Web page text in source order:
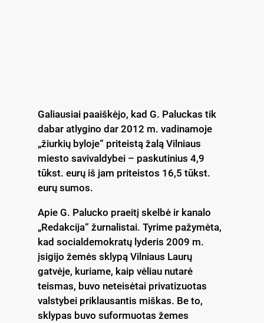
Galiausiai paaiškėjo, kad G. Paluckas tik
dabar atlygino dar 2012 m. vadinamoje
„žiurkių byloje“ priteistą žalą Vilniaus
miesto savivaldybei – paskutinius 4,9
tūkst. eurų iš jam priteistos 16,5 tūkst.
eurų sumos.
Apie G. Palucko praeitį skelbė ir kanalo
„Redakcija“ žurnalistai. Tyrime pažymėta,
kad socialdemokratų lyderis 2009 m.
įsigijo žemės sklypą Vilniaus Laurų
gatvėje, kuriame, kaip vėliau nutarė
teismas, buvo neteisėtai privatizuotas
valstybei priklausantis miškas. Be to,
sklypas buvo suformuotas žemes